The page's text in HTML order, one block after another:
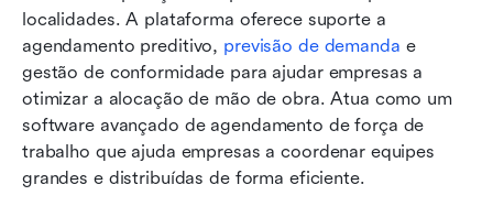
localidades. A plataforma oferece suporte a
agendamento preditivo, previsão de demanda e
gestão de conformidade para ajudar empresas a
otimizar a alocação de mão de obra. Atua como um
software avançado de agendamento de força de
trabalho que ajuda empresas a coordenar equipes
grandes e distribuídas de forma eficiente.